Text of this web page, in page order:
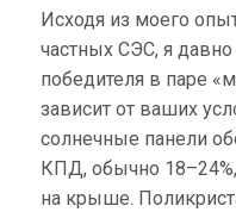
Исходя из моего
частных СЭС, я
победителя в паре
зависит от ваших
солнечные панели
КПД, обычно
на крыше.